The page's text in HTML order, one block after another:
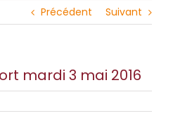
Précédent Suivant
mardi 3 mai 2016